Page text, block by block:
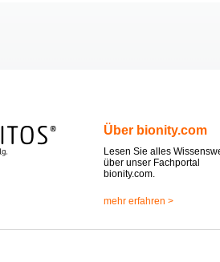
Über bionity.com
Lesen Sie alles
über unser Fachportal
bionity.com.
mehr erfahren >